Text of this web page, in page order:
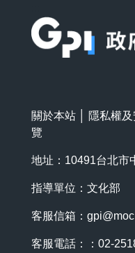
關於本站 隱私權
覽
地址：10491台北市
指導單位：文化部
客服信箱：
客服電話：：02-